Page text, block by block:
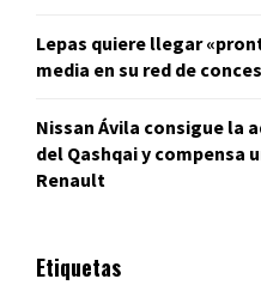
Lepas quiere llegar
media en su red de
Nissan Ávila consigue la
del Qashqai y compensa
Renault
Etiquetas